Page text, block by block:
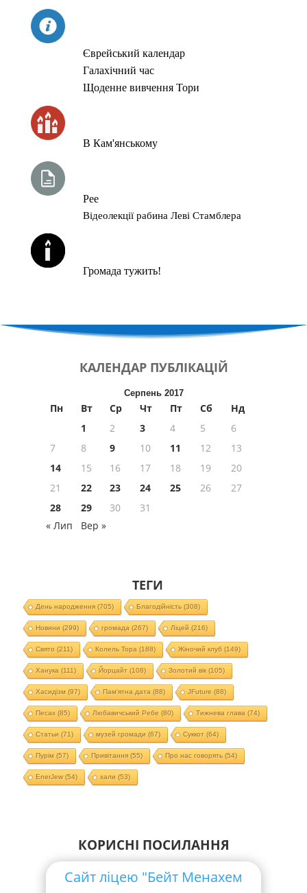
Єврейський календар
Галахічний час
Щоденне вивчення Тори
В Кам'янському
Рее
Відеолекції рабина Леві Стамблера
Громада тужить!
КАЛЕНДАР ПУБЛІКАЦІЙ
Серпень 2017
Пн Вт Ср Чт Пт Сб
Нд
1
2 3 4 5
6
7
8 9 10 11 12
13
14
15 16 17 18 19
20
21
22 23 24 25 26
27
28
29 30
31
« Лип
Вер »
ТЕГИ
День народження(705) Благодійність (308)
Новини (299) громада (267) Ліцей (216)
Свято (211) Колель Тора (188) Жіночий клуб (149)
Ханука (111) Йорцайт (108) Золотий вік(105)
Хасидізм (97) Пам'ятна дата (88) JFuture (88)
Песах(85) Любавичський Ребе (80) Тижнева глава (74)
Статьи (71) музей громади (67) Суккот (64)
Пурім (57) Привітання(55) Про нас говорять (54)
EnerJew(54) хали (53)
КОРИСНІ ПОСИЛАННЯ
Сайт ліцею "Бейт Менахем